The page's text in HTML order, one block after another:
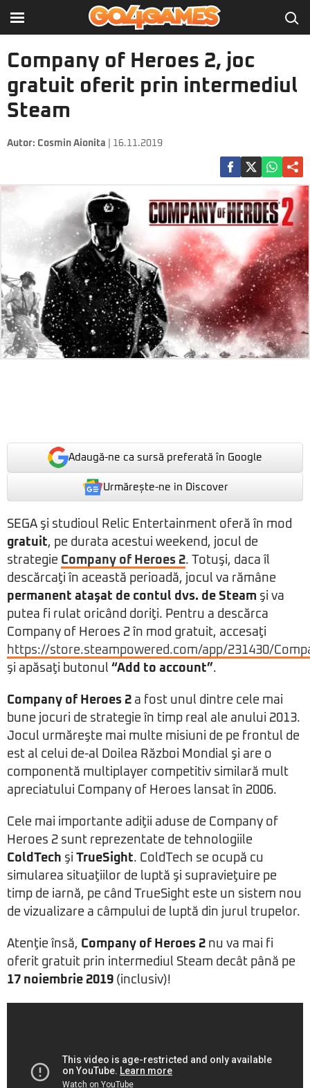
Company of Heroes 2, joc
gratuit oferit prin intermediul
Steam
Autor: Cosmin Aionita | 16.11.2019
Adaugă-ne ca sursă preferată în Google
Urmărește-ne in Discover
SEGA şi studioul Relic Entertainment oferă în mod
gratuit, pe durata acestui weekend, jocul de
strategie Company of Heroes 2. Totuşi, daca îl
descărcaţi în această perioadă, jocul va rămâne
permanent ataşat de contul dvs. de Steam şi va
putea fi rulat oricând doriţi. Pentru a descărca
Company of Heroes 2 în mod gratuit, accesaţi
https://store.steampowered.com/app/231430/
şi apăsaţi butonul “Add to account”.
Company of Heroes 2 a fost unul dintre cele mai
bune jocuri de strategie în timp real ale anului 2013.
Jocul urmăreşte mai multe misiuni de pe frontul de
est al celui de-al Doilea Război Mondial şi are o
componentă multiplayer competitiv similară mult
apreciatului Company of Heroes lansat în 2006.
Cele mai importante adiţii aduse de Company of
Heroes 2 sunt reprezentate de tehnologiile
ColdTech şi TrueSight. ColdTech se ocupă cu
simularea situaţiilor de luptă şi supravieţuire pe
timp de iarnă, pe când TrueSight este un sistem nou
de vizualizare a câmpului de luptă din jurul trupelor.
Atenţie însă, Company of Heroes 2 nu va mai fi
oferit gratuit prin intermediul Steam decât până pe
17 noiembrie 2019 (inclusiv)!